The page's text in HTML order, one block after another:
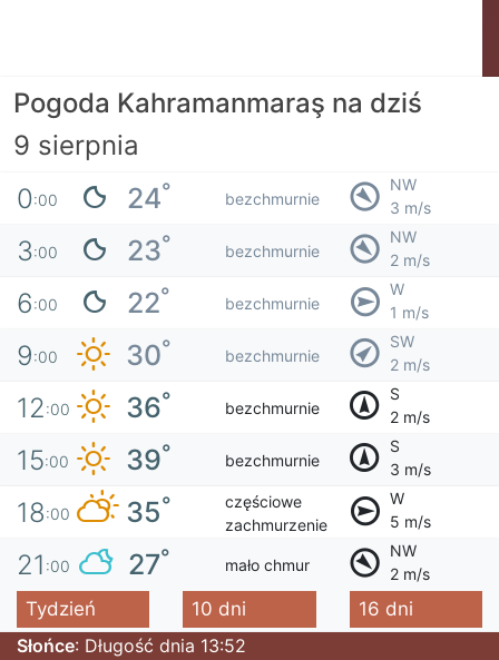
Pogoda Kahramanmaraş na dziś
9 sierpnia
0:00 24° bezchmurnie
NW
3 m/s
3:00 23° bezchmurnie
NW
2 m/s
6:00 22° bezchmurnie
W
1 m/s
9:00 30° bezchmurnie
SW
2 m/s
12:00 36° bezchmurnie
S
2 m/s
15:00 39° bezchmurnie
S
3 m/s
18:00 35°
częściowe
zachmurzenie
W
5 m/s
21 :00 27° mało chmur
NW
2 m/s
Tydzień 10 dni
16 dni
Słońce: Długość dnia 13:52